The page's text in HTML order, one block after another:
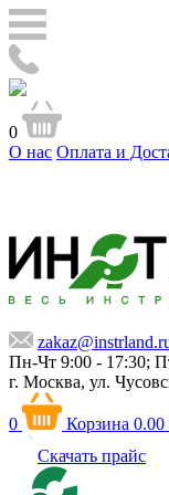
0
О нас Оплата и
Пн-Чт 9:00 - 17:30;
г. Москва, ул.
0 Корзина 0.00
Скачать прайс